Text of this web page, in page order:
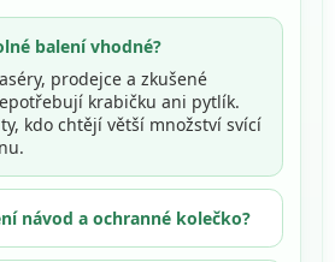
balení vhodné?
prodejce a zkušené
krabičku ani pytlík.
kdo chtějí větší množství svící
návod a ochranné kolečko?